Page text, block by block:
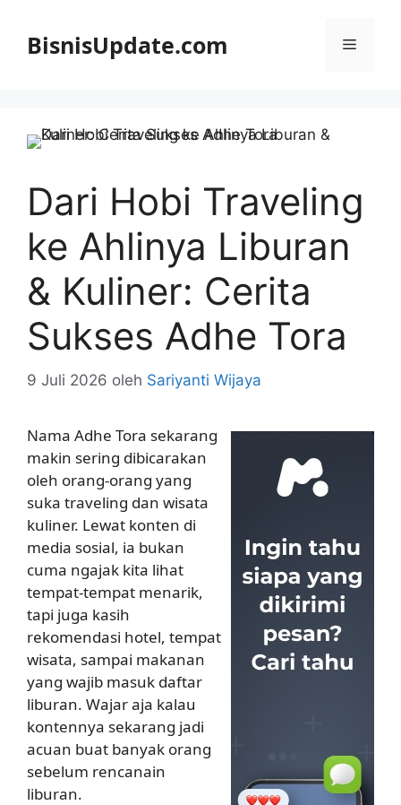
BisnisUpdate.com Menu
Dari Hobi Traveling
ke Ahlinya Liburan
& Kuliner: Cerita
Sukses Adhe Tora
9 Juli 2026 oleh Sariyanti Wijaya
Nama Adhe Tora sekarang
makin sering dibicarakan
oleh orang-orang yang
suka traveling dan wisata
kuliner. Lewat konten di
media sosial, ia bukan
cuma ngajak kita lihat
tempat-tempat menarik,
tapi juga kasih
rekomendasi hotel, tempat
wisata, sampai makanan
yang wajib masuk daftar
liburan. Wajar aja kalau
kontennya sekarang jadi
acuan buat banyak orang
sebelum rencanain
liburan.